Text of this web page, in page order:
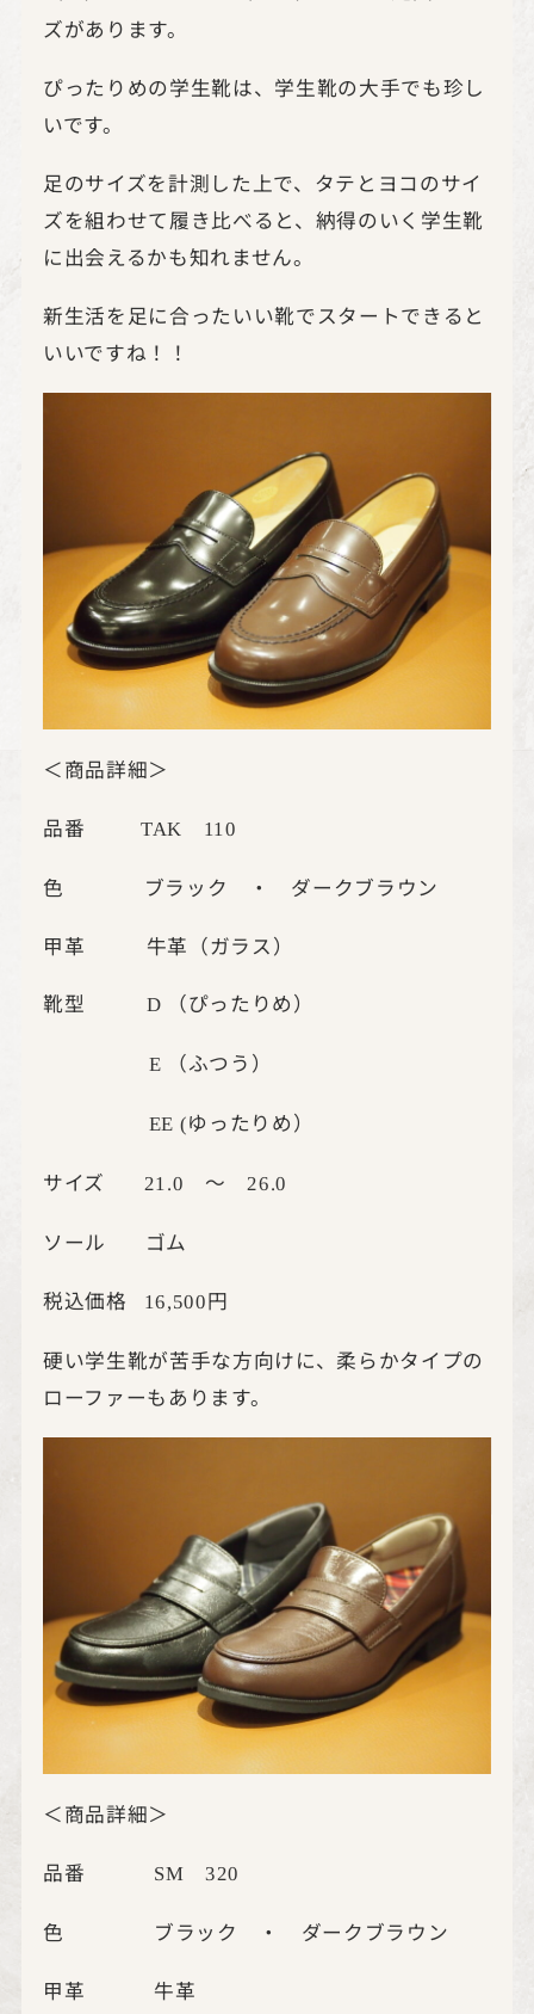
ズがあります。
ぴったりめの学生靴は、学生靴の大手でも珍し
いです。
足のサイズを計測した上で、タテとヨコのサイ
ズを組わせて履き比べると、納得のいく学生靴
に出会えるかも知れません。
新生活を足に合ったいい靴でスタートできると
いいですね！！
＜商品詳細＞
品番 TAK 110
色 ブラック ・ ダークブラウン
甲革 牛革（ガラス）
靴型 D （ぴったりめ）
E （ふつう）
EE (ゆったりめ）
サイズ 21.0 ～26.0
ソール ゴム
税込価格 16,500円
硬い学生靴が苦手な方向けに、柔らかタイプの
ローファーもあります。
＜商品詳細＞
品番 SM 320
色 ブラック ・ ダークブラウン
甲革 牛革